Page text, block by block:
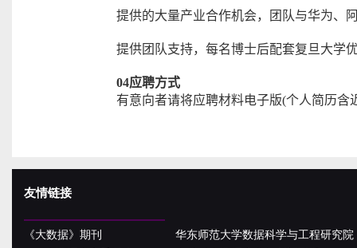
提供的大量产业合作机会，团队与华为、
提供团队支持，每名博士后配套复旦大学
04应聘方式
有意向者请将应聘材料电子版(个人简历含
友情链接
《大数据》期刊
华东师范大学数据科学与工程研究院